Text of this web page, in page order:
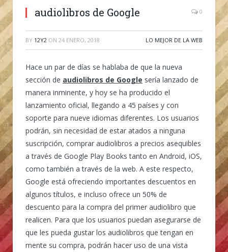
audiolibros de Google 0
BY 12Y2 ON 24 ENERO, 2018 LO MEJOR DE LA WEB
Hace un par de días se hablaba de que la nueva
sección de audiolibros de Google sería lanzado de
manera inminente, y hoy se ha producido el
lanzamiento oficial, llegando a 45 países y con
soporte para nueve idiomas diferentes. Los usuarios
podrán, sin necesidad de estar atados a ninguna
suscripción, comprar audiolibros a precios asequibles
a través de Google Play Books tanto en Android, iOS,
como también a través de la web. A este respecto,
Google está ofreciendo importantes descuentos en
algunos títulos, e incluso ofrece un 50% de
descuento para la compra del primer audiolibro que
realicen. Para que los usuarios puedan asegurarse de
que les pueda gustar los audiolibros que tengan en
mente su compra, podrán hacer uso de una vista